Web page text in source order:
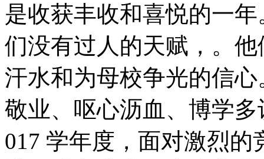
是收获丰收和喜悦的一
们没有过人的天赋，。
汗水和为母校争光的信
敬业、呕心沥血、博学
017 学年度，面对激烈